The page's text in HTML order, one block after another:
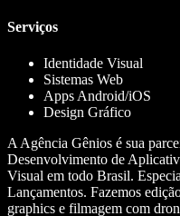
Serviços
Identidade Visual
Sistemas Web
Apps Android/iOS
Design Gráfico
A Agência Gênios é sua
Desenvolvimento de
Visual em todo Brasil.
Lançamentos. Fazemos
graphics e filmagem com